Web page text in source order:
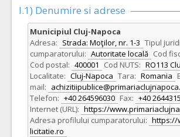
I.1) Denumire si adrese
Municipiul Cluj-Napoca
Adresa: Strada: Moţilor, nr. 1-3 Tipul
cumparatorului: Autoritate locală Cod
Cod postal: 400001 Cod NUTS: RO113
Localitate: Cluj-Napoca Tara: Romania
mail:
Telefon: +40 264596030 Fax: +40
Internet (URL): https://
Adresa profilului cumparatorului: https://
licitatie.ro